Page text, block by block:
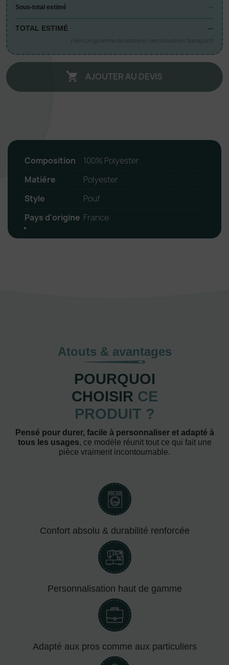
Sous-total estimé --
TOTAL ESTIMÉ --
(Hors programme de broderie / vectorisation / transport)
 AJOUTER AU DEVIS
Composition
100% Polyester
Matière
Polyester
Style
Pouf
Pays d'origine France
Atouts & avantages
POURQUOI
CHOISIR CE
PRODUIT ?
Pensé pour durer, facile à personnaliser et adapté à
tous les usages, ce modèle réunit tout ce qui fait une
pièce vraiment incontournable.
Confort absolu & durabilité renforcée
Personnalisation haut de gamme
Adapté aux pros comme aux particuliers